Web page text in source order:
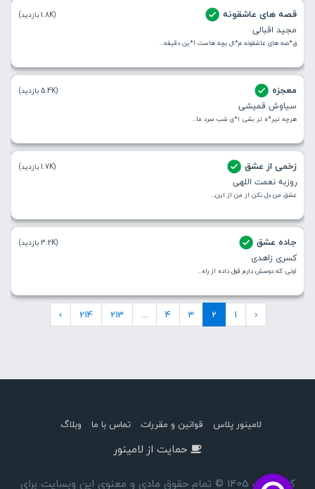
قصه های عاشقونه
مجید اقبالی
ق*صه های عاشقونه م*ال بچه هاست ا*ین دقیقه...
(1.8K بازدید)
معجزه
سیاوش قمیشی
هرچه تیر*ه تر بشی‌‌ ا*ی شب سرد ما...
(5.4K بازدید)
زخمی از عشق
روزبه نعمت اللهی
عشق من دل نکن از من از این...
(1.7K بازدید)
جاده عشق
کسری زاهدی
اونی که دوسش دارم قول داده از راه...
(3.2K بازدید)
‹
1
2
3
4
...
213
214
›
لامینور پلاس قوانین و مقررات تماس با ما وبلاگ
حمایت از لامینور
کپی رایت 1405 © تمام حقوق مادی و معنوی این وبسایت برای